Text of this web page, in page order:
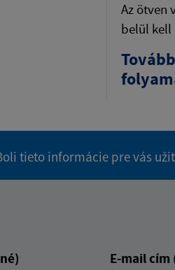
Az ötven
belül kell
tieto informácie pre vás
E-mail